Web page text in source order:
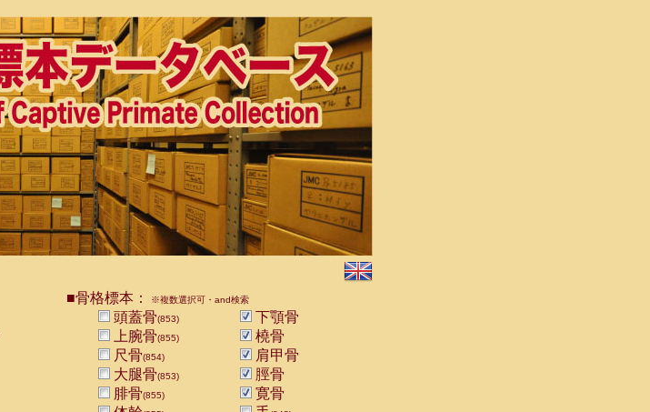
■骨格標本： ※複数選択可・and検索
頭蓋骨(853)
下顎骨
上腕骨(855)
橈骨
尺骨(854)
肩甲骨
大腿骨(853)
脛骨
腓骨(855)
寛骨